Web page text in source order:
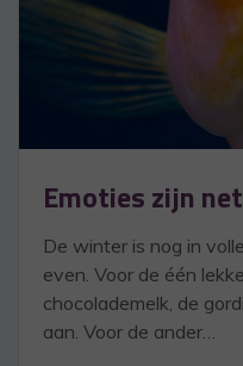
Emoties zijn
De winter is nog in
even. Voor de één
chocolademelk, de
aan. Voor de ander…